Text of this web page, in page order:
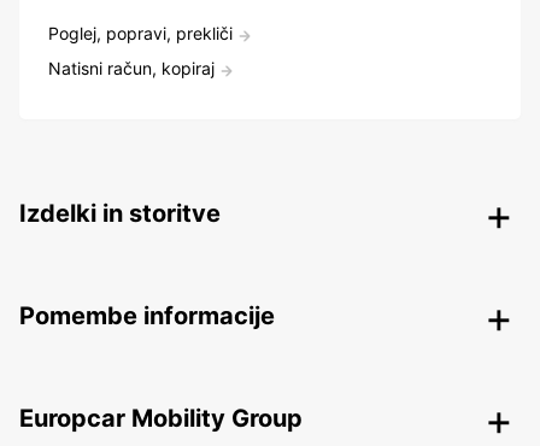
Poglej, popravi, prekliči
Natisni račun, kopiraj
Izdelki in storitve
Pomembe informacije
Europcar Mobility Group